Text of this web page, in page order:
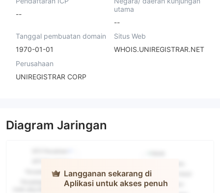
--
utama
--
Tanggal pembuatan domain
1970-01-01
Situs Web
WHOIS.UNIREGISTRAR.NET
Perusahaan
UNIREGISTRAR CORP
Diagram Jaringan
Langganan sekarang di
Aplikasi untuk akses penuh
Titantrade